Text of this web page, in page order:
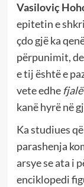
Vasiloviç
epitetin e
çdo gjë ka
përpunimit,
e tij është e
vete edhe
kanë hyrë në
Ka studiues
parashenja
arsye se ata i
enciklopedi